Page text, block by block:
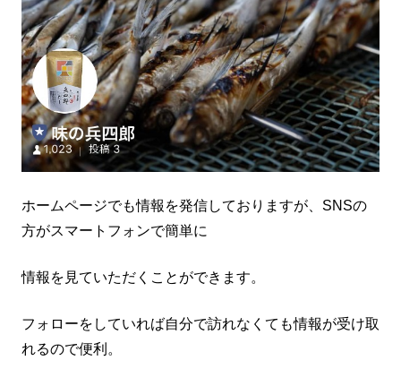
ホームページでも情報を発信しておりますが、SNSの
方がスマートフォンで簡単に
情報を見ていただくことができます。
フォローをしていれば自分で訪れなくても情報が受け取
れるので便利。